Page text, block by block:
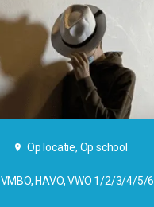
Op locatie, Op school
VMBO, HAVO, VWO 1/2/3/4/5/6